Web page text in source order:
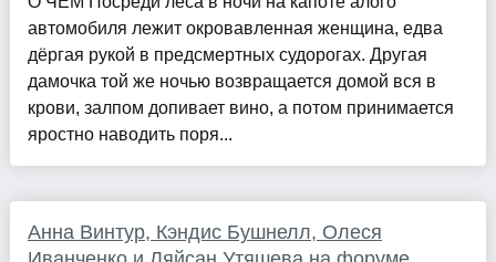
автомобиля лежит окровавленная женщина, едва
дёргая рукой в предсмертных судорогах. Другая
дамочка той же ночью возвращается домой вся в
крови, залпом допивает вино, а потом принимается
яростно наводить поря...
Анна Винтур, Кэндис Бушнелл, Олеся